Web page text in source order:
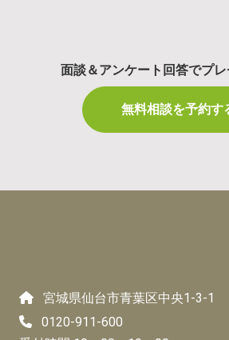
面談＆アンケート回答でプレ
無料相談を予約す
宮城県仙台市青葉区中央1-3-1
0120-911-600